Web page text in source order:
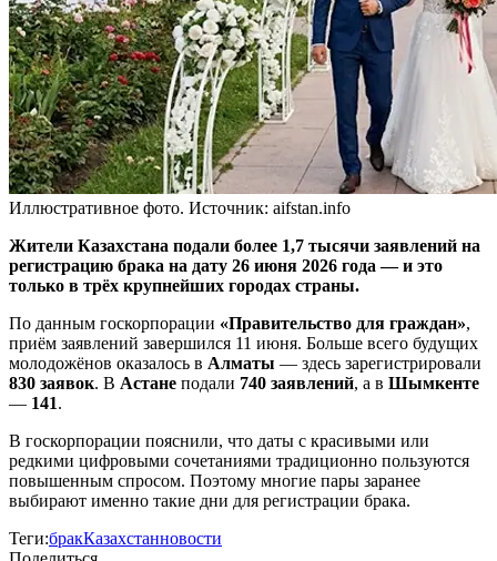
Иллюстративное фото. Источник: aifstan.info
Жители Казахстана подали более 1,7 тысячи заявлений на
регистрацию брака на дату 26 июня 2026 года — и это
только в трёх крупнейших городах страны.
По данным госкорпорации «Правительство для граждан»,
приём заявлений завершился 11 июня. Больше всего будущих
молодожёнов оказалось в Алматы — здесь зарегистрировали
830 заявок. В Астане подали 740 заявлений, а в Шымкенте
— 141.
В госкорпорации пояснили, что даты с красивыми или
редкими цифровыми сочетаниями традиционно пользуются
повышенным спросом. Поэтому многие пары заранее
выбирают именно такие дни для регистрации брака.
Теги:бракКазахстанновости